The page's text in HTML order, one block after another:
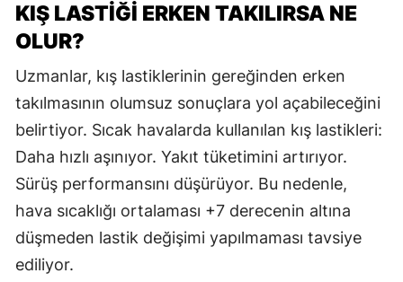
KIŞ LASTİĞİ ERKEN TAKILIRSA NE
OLUR?
Uzmanlar, kış lastiklerinin gereğinden erken
takılmasının olumsuz sonuçlara yol açabileceğini
belirtiyor. Sıcak havalarda kullanılan kış lastikleri:
Daha hızlı aşınıyor. Yakıt tüketimini artırıyor.
Sürüş performansını düşürüyor. Bu nedenle,
hava sıcaklığı ortalaması +7 derecenin altına
düşmeden lastik değişimi yapılmaması tavsiye
ediliyor.